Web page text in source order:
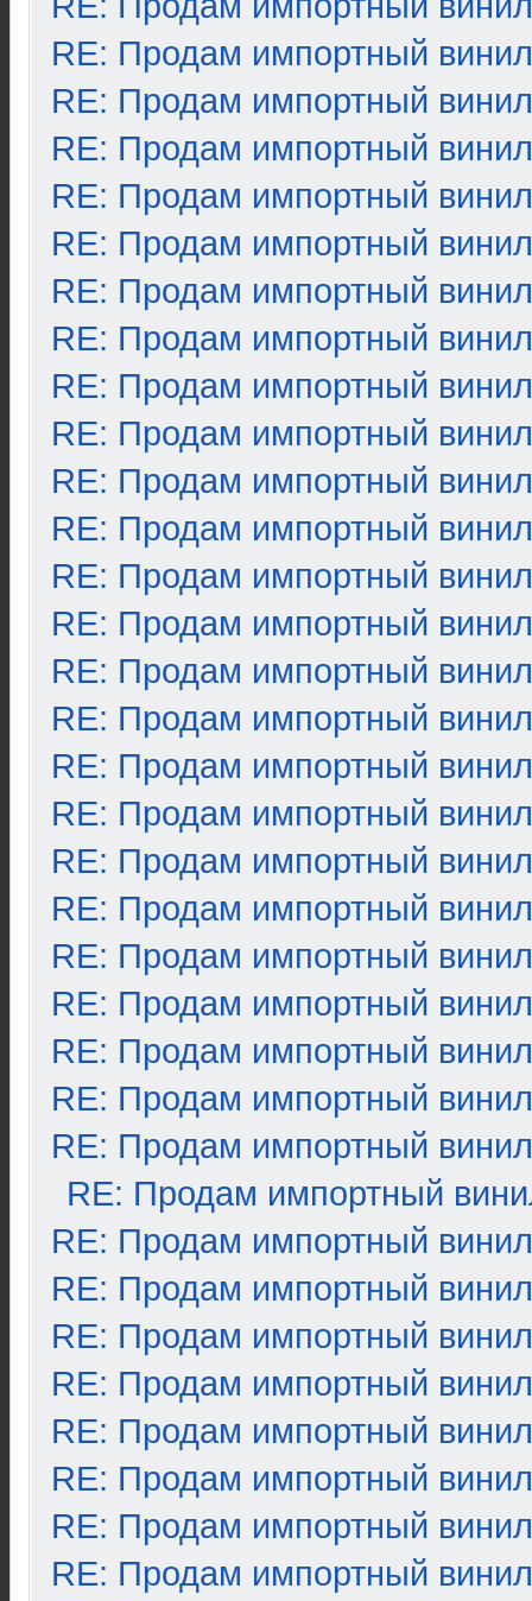
RE: Продам импортный винил
RE: Продам импортный винил
RE: Продам импортный винил
RE: Продам импортный винил
RE: Продам импортный винил
RE: Продам импортный винил
RE: Продам импортный винил
RE: Продам импортный винил
RE: Продам импортный винил
RE: Продам импортный винил
RE: Продам импортный винил
RE: Продам импортный винил
RE: Продам импортный винил
RE: Продам импортный винил
RE: Продам импортный винил
RE: Продам импортный винил
RE: Продам импортный винил
RE: Продам импортный винил
RE: Продам импортный винил
RE: Продам импортный винил
RE: Продам импортный винил
RE: Продам импортный винил
RE: Продам импортный винил
RE: Продам импортный винил
RE: Продам импортный
RE: Продам импортный винил
RE: Продам импортный винил
RE: Продам импортный винил
RE: Продам импортный винил
RE: Продам импортный винил
RE: Продам импортный винил
RE: Продам импортный винил
RE: Продам импортный винил